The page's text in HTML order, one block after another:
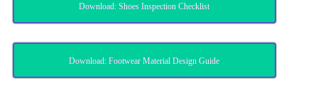
Download: Shoes Inspection Checklist
Download: Footwear Material Design Guide